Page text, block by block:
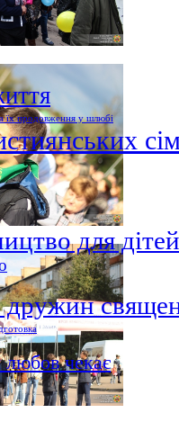
їх продовження у шлюбі
для
дружин
чекає